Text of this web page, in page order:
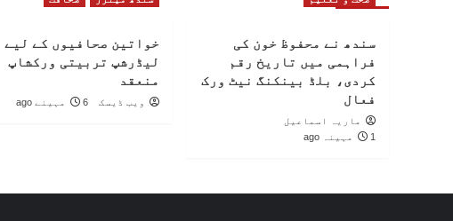
سندھ نے محفوظ خون کی
فراہمی میں تاریخ رقم
کردی، بلڈ بینکنگ نیٹ ورک
فعال
ماریہ اسماعیل
1 مہینہ ago
خواتین صحافیوں کے لیے
لیڈرشپ تربیتی ورکشاپ
منعقد
ویب ڈیسک 6 مہینے ago